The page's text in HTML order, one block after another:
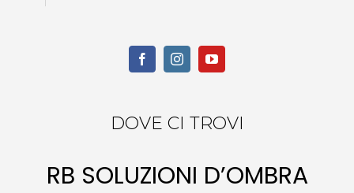
DOVE CI TROVI
RB SOLUZIONI D’OMBRA